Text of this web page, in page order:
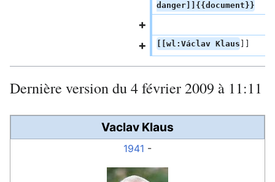
danger]]{{document}}
[[wl:Václav Klaus
Dernière version du 4 février 2009 à 11:11
Vaclav Klaus
1941 -